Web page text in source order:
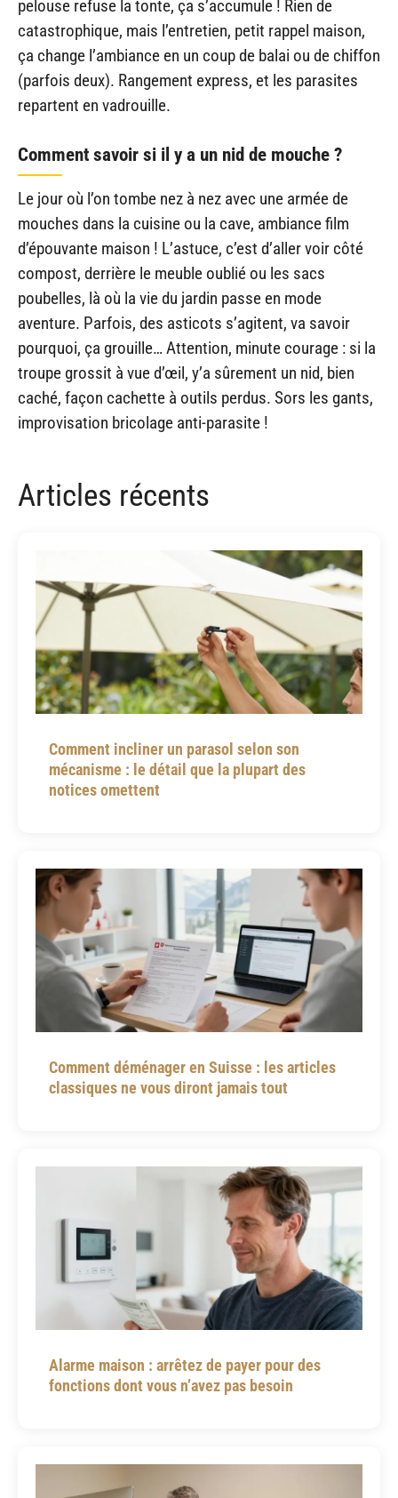
pelouse refuse la tonte, ça s’accumule ! Rien de
catastrophique, mais l’entretien, petit rappel maison,
ça change l’ambiance en un coup de balai ou de chiffon
(parfois deux). Rangement express, et les parasites
repartent en vadrouille.
Comment savoir si il y a un nid de mouche ?
Le jour où l’on tombe nez à nez avec une armée de
mouches dans la cuisine ou la cave, ambiance film
d’épouvante maison ! L’astuce, c’est d’aller voir côté
compost, derrière le meuble oublié ou les sacs
poubelles, là où la vie du jardin passe en mode
aventure. Parfois, des asticots s’agitent, va savoir
pourquoi, ça grouille… Attention, minute courage : si la
troupe grossit à vue d’œil, y’a sûrement un nid, bien
caché, façon cachette à outils perdus. Sors les gants,
improvisation bricolage anti-parasite !
Articles récents
Comment incliner un parasol selon son
mécanisme : le détail que la plupart des
notices omettent
Comment déménager en Suisse : les articles
classiques ne vous diront jamais tout
Alarme maison : arrêtez de payer pour des
fonctions dont vous n’avez pas besoin